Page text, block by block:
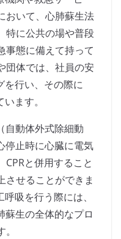
おいて、心肺蘇生法
特に公共の場や普段
事態に備えて持って
団体では、社員の安
を行い、その際に
ます。
自動体外式除細動
停止時に心臓に電気
と併用すること
させることができま
吸を行う際には、
蘇生の全体的なプロ